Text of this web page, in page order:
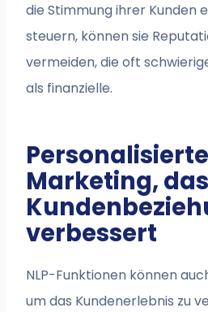
die Stimmung ihrer Kunden
steuern, können sie
vermeiden, die oft
als finanzielle.
Marketing,
verbessert
NLP-Funktionen können
um das Kundenerlebnis zu